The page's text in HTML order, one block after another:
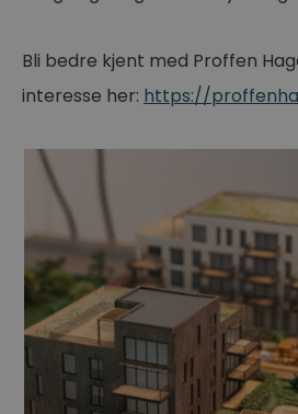
Bli bedre kjent med Proffen
interesse her: https://